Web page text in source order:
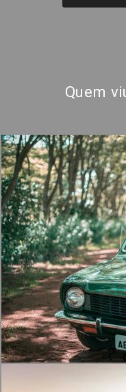
Quem